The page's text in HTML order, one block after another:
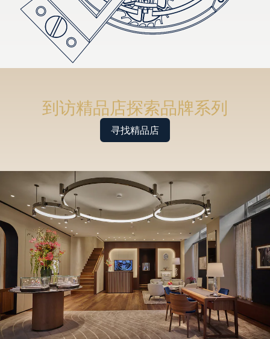
到访精品店探索品牌系列
寻找精品店